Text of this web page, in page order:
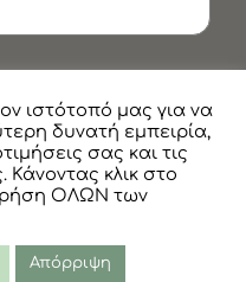
Δεδομένων
ιστότοπό μας για να
δυνατή εμπειρία,
σας και τις
Κάνοντας κλικ στο
ΟΛΩΝ των
Απόρριψη